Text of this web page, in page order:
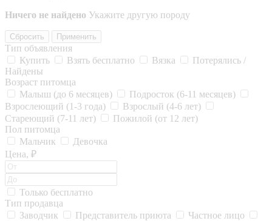
Ничего не найдено Укажите другую породу
Сбросить Применить
Тип объявления
Купить
Взять бесплатно Вязка
Потерялись /
Найдены
Возраст питомца
Малыш (до 6 месяцев)
Подросток (6-11 месяцев)
Взрослеющий (1-3 года)
Взрослый (4-6 лет)
Стареющий (7-11 лет)
Пожилой (от 12 лет)
Пол питомца
Мальчик
Девочка
Цена, ₽
Только бесплатно
Тип продавца
Заводчик
Представитель приюта
Частное лицо